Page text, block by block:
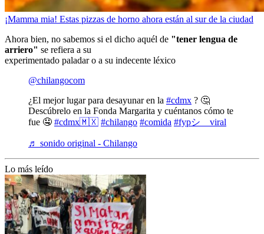
¡Mamma mia! Estas pizzas de horno ahora están al sur de la ciudad
Ahora bien, no sabemos si el dicho aquél de "tener lengua de
arriero" se refiera a su
experimentado paladar o a su indecente léxico
@chilangocom
¿El mejor lugar para desayunar en la #cdmx ? 🤔
Descúbrelo en la Fonda Margarita y cuéntanos cómo te
fue 🤤 #cdmx🇲🇽 #chilango #comida #fypシ゚viral
♬ sonido original - Chilango
Lo más leído